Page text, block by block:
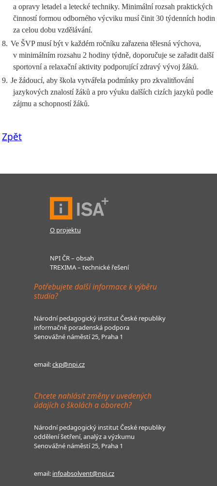
a opravy letadel a letecké techniky. Minimální rozsah praktických
činností formou odborného výcviku musí činit 30 týdenních hodin
za celou dobu vzdělávání.
8. Ve ŠVP musí být v každém ročníku zařazena tělesná výchova,
v minimálním rozsahu 2 hodiny týdně, doporučuje se zařadit další
sportovní a relaxační aktivity podporující zdravý vývoj žáků.
9. Je žádoucí, aby škola vytvářela podmínky pro zkvalitňování
jazykových znalostí žáků a pro výuku dalších cizích jazyků podle
zájmu a schopností žáků.
Zpět
O projektu
NPI ČR – obsah
TREXIMA – technické řešení
Potřebujete další informace k výběru
studia?
Národní pedagogický institut České republiky
informačně poradenská podpora
Senovážné náměstí 25, Praha 1
email:ckp@npi.cz
Chcete nahlásit změny v uvedených
údajích o školách a oborech?
Národní pedagogický institut České republiky
oddělení šetření, analýz a výzkumu
Senovážné náměstí 25, Praha 1
email: infoabsolvent@npi.cz